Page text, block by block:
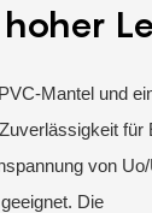
Mantel und
von
Die